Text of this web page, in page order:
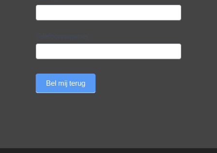
Telefoonnummer
Bel mij terug